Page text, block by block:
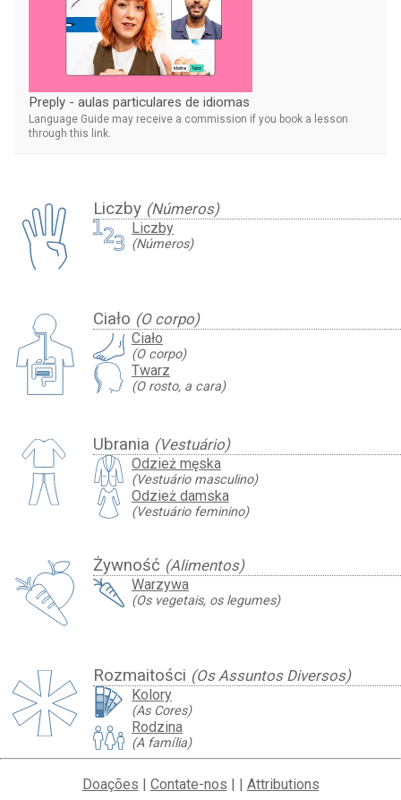
Liczby (Números)
Liczby
(Números)
Ciało (O corpo)
Ciało
(O corpo)
Twarz
(O rosto, a cara)
Ubrania (Vestuário)
Odzież męska
(Vestuário masculino)
Odzież damska
(Vestuário feminino)
Żywność (Alimentos)
Warzywa
(Os vegetais, os legumes)
Rozmaitości (Os Assuntos Diversos)
Kolory
(As Cores)
Rodzina
(A família)
Preply - aulas particulares de idiomas
Language Guide may receive a commission if you book a lesson
through this link.
Doações | Contate-nos | | Attributions